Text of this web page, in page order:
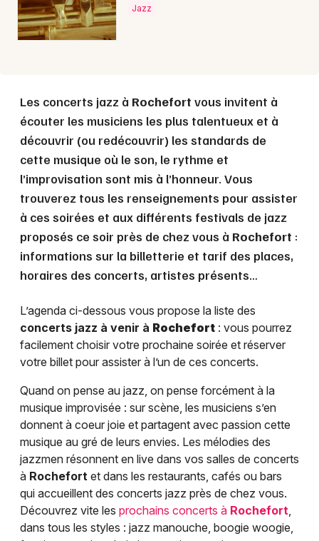
Mon email Jazz
Les concerts jazz à Rochefort vous invitent à
écouter les musiciens les plus talentueux et à
découvrir (ou redécouvrir) les standards de
cette musique où le son, le rythme et
l’improvisation sont mis à l’honneur. Vous
trouverez tous les renseignements pour assister
à ces soirées et aux différents festivals de jazz
proposés ce soir près de chez vous à Rochefort :
informations sur la billetterie et tarif des places,
horaires des concerts, artistes présents…
L’agenda ci-dessous vous propose la liste des
concerts jazz à venir à Rochefort : vous pourrez
facilement choisir votre prochaine soirée et réserver
votre billet pour assister à l’un de ces concerts.
Quand on pense au jazz, on pense forcément à la
musique improvisée : sur scène, les musiciens s’en
donnent à coeur joie et partagent avec passion cette
musique au gré de leurs envies. Les mélodies des
jazzmen résonnent en live dans vos salles de concerts
à Rochefort et dans les restaurants, cafés ou bars
qui accueillent des concerts jazz près de chez vous.
Découvrez vite les prochains concerts à Rochefort,
dans tous les styles : jazz manouche, boogie woogie,